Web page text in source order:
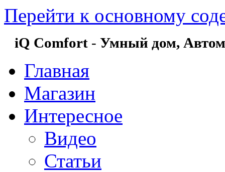
Перейти к основному
iQ Comfort - Умный дом,
Главная
Магазин
Интересное
Видео
Статьи